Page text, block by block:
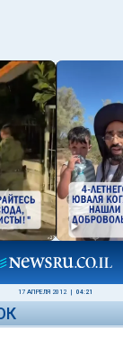
17 АПРЕЛЯ 2012 04:21